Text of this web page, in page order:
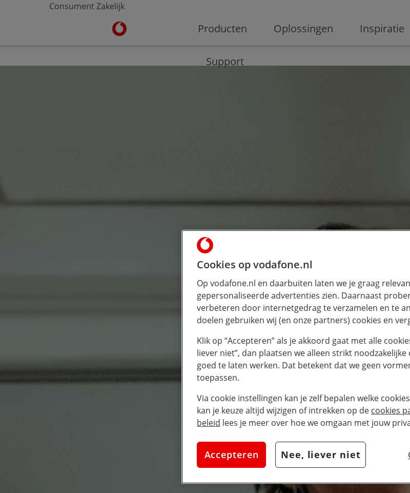
Consument Zakelijk
Ga naar de Vodafone homepage
Producten Oplossingen Inspiratie
Support
Cookies op vodafone.nl
Op vodafone.nl en daarbuiten laten we je graag
gepersonaliseerde advertenties zien. Daarnaast
verbeteren door internetgedrag te verzamelen en te
doelen gebruiken wij (en onze partners) cookies en
Klik op “Accepteren” als je akkoord gaat met alle
liever niet”, dan plaatsen we alleen strikt
goed te laten werken. Dat betekent dat we geen
toepassen.
Via cookie instellingen kan je zelf bepalen welke
kan je keuze altijd wijzigen of intrekken op de cookies
beleid lees je meer over hoe we omgaan met jouw
Accepteren Nee, liever niet